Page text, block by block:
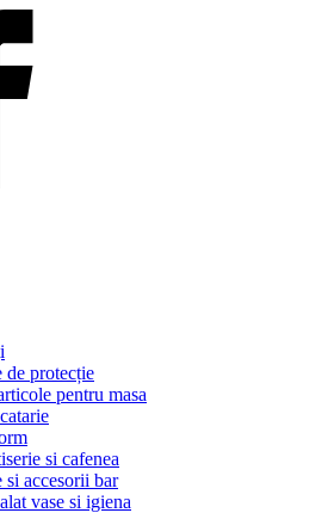
de protecție
pentru masa
si cafenea
si accesorii bar
vase si igiena